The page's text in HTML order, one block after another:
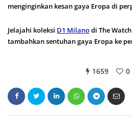
menginginkan kesan gaya Eropa di
Jelajahi koleksi D1 Milanodi The
tambahkan sentuhan gaya Eropa ke
1659 0